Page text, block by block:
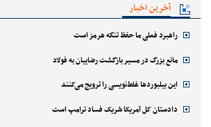
آخرین اخبار
راهبرد فعلی ما حفظ تنگه هرمز است
مانع بزرگ در مسیر بازگشت رضاییان به فولاد
این بیلبوردها غلط‌نویسی را ترویج می‌کنند
دادستان کل آمریکا شریک فساد ترامپ است